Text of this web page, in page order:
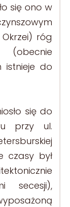
się ono w
róg
istnieje do
się do
przy ul.
czasy był
secesji),